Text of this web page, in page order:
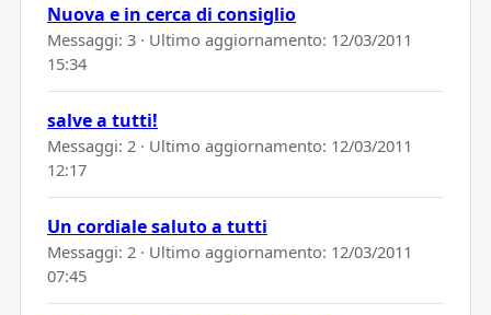
Nuova e in cerca di consiglio
Messaggi: 3 · Ultimo aggiornamento: 12/03/2011
15:34
salve a tutti!
Messaggi: 2 · Ultimo aggiornamento: 12/03/2011
12:17
Un cordiale saluto a tutti
Messaggi: 2 · Ultimo aggiornamento: 12/03/2011
07:45